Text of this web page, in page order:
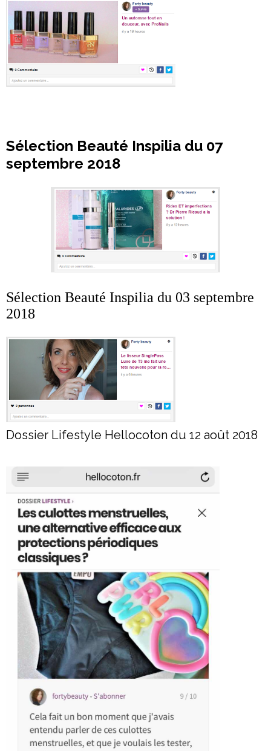
Sélection Beauté Inspilia du 07
septembre 2018
Sélection Beauté Inspilia du 03 septembre
2018
Dossier Lifestyle Hellocoton du 12 août 2018